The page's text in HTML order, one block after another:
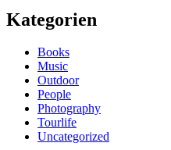
Kategorien
Books
Music
Outdoor
People
Photography
Tourlife
Uncategorized